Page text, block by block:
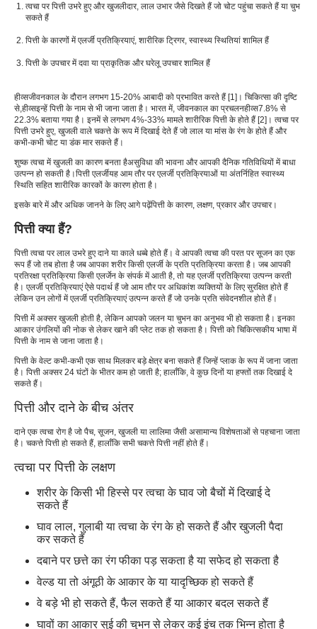
त्वचा पर पित्ती के लक्षण
का कारण बनता हैत्वचा पर पित्ती
त्वचा पर पित्ती के प्रकार
शरीर के विभिन्न भागों पर पित्ती
पित्ती का उपचार
पित्ती का निदान कैसे किया जाता है?
पित्ती की जटिलताएँ
पित्ती से बचाव के उपाय
त्वचा पर पित्ती उभरे हुए और खुजलीदार, लाल उभार जैसे दिखते हैं जो चोट पहुंचा सकते हैं या चुभ
सकते हैं
पित्ती के कारणों में एलर्जी प्रतिक्रियाएं, शारीरिक ट्रिगर, स्वास्थ्य स्थितियां शामिल हैं
पित्ती के उपचार में दवा या प्राकृतिक और घरेलू उपचार शामिल हैं
हीव्सजीवनकाल के दौरान लगभग 15-20% आबादी को प्रभावित करते हैं [1]। चिकित्सा की दृष्टि
से,हीव्सइन्हें पित्ती के नाम से भी जाना जाता है। भारत में, जीवनकाल का प्रचलनहीव्स7.8% से
22.3% बताया गया है। इनमें से लगभग 4%-33% मामले शारीरिक पित्ती के होते हैं [2]। त्वचा पर
पित्ती उभरे हुए, खुजली वाले चकत्ते के रूप में दिखाई देते हैं जो लाल या मांस के रंग के होते हैं और
कभी-कभी चोट या डंक मार सकते हैं।
शुष्क त्वचा में खुजली का कारण बनता हैअसुविधा की भावना और आपकी दैनिक गतिविधियों में बाधा
उत्पन्न हो सकती है।पित्ती एलर्जीयह आम तौर पर एलर्जी प्रतिक्रियाओं या अंतर्निहित स्वास्थ्य
स्थिति सहित शारीरिक कारकों के कारण होता है।
इसके बारे में और अधिक जानने के लिए आगे पढ़ेंपित्ती के कारण, लक्षण, प्रकार और उपचार।
पित्ती क्या हैं?
पित्ती त्वचा पर लाल उभरे हुए दाने या काले धब्बे होते हैं। वे आपकी त्वचा की परत पर सूजन का एक
रूप हैं जो तब होता है जब आपका शरीर किसी एलर्जी के प्रति प्रतिक्रिया करता है। जब आपकी
प्रतिरक्षा प्रतिक्रिया किसी एलर्जेन के संपर्क में आती है, तो यह एलर्जी प्रतिक्रिया उत्पन्न करती
है। एलर्जी प्रतिक्रियाएं ऐसे पदार्थ हैं जो आम तौर पर अधिकांश व्यक्तियों के लिए सुरक्षित होते हैं
लेकिन उन लोगों में एलर्जी प्रतिक्रियाएं उत्पन्न करते हैं जो उनके प्रति संवेदनशील होते हैं।
पित्ती में अक्सर खुजली होती है, लेकिन आपको जलन या चुभन का अनुभव भी हो सकता है। इनका
आकार उंगलियों की नोक से लेकर खाने की प्लेट तक हो सकता है। पित्ती को चिकित्सकीय भाषा में
पित्ती के नाम से जाना जाता है।
पित्ती के वेल्ट कभी-कभी एक साथ मिलकर बड़े क्षेत्र बना सकते हैं जिन्हें प्लाक के रूप में जाना जाता
है। पित्ती अक्सर 24 घंटों के भीतर कम हो जाती है; हालाँकि, वे कुछ दिनों या हफ्तों तक दिखाई दे
सकते हैं।
पित्ती और दाने के बीच अंतर
दाने एक त्वचा रोग है जो पैच, सूजन, खुजली या लालिमा जैसी असामान्य विशेषताओं से पहचाना जाता
है। चकत्ते पित्ती हो सकते हैं, हालाँकि सभी चकत्ते पित्ती नहीं होते हैं।
त्वचा पर पित्ती के लक्षण
शरीर के किसी भी हिस्से पर त्वचा के घाव जो बैचों में दिखाई दे
सकते हैं
घाव लाल, गुलाबी या त्वचा के रंग के हो सकते हैं और खुजली पैदा
कर सकते हैं
दबाने पर छत्ते का रंग फीका पड़ सकता है या सफेद हो सकता है
वेल्ड या तो अंगूठी के आकार के या यादृच्छिक हो सकते हैं
वे बड़े भी हो सकते हैं, फैल सकते हैं या आकार बदल सकते हैं
घावों का आकार सुई की चुभन से लेकर कई इंच तक भिन्न होता है